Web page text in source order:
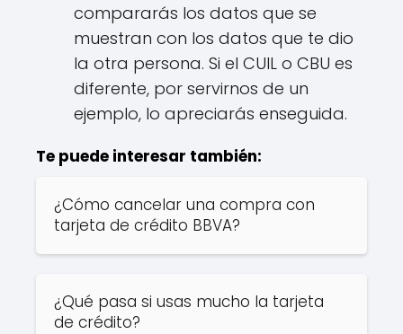
compararás los datos que se
muestran con los datos que te dio
la otra persona. Si el CUIL o CBU es
diferente, por servirnos de un
ejemplo, lo apreciarás enseguida.
Te puede interesar también:
¿Cómo cancelar una compra con
tarjeta de crédito BBVA?
¿Qué pasa si usas mucho la tarjeta
de crédito?